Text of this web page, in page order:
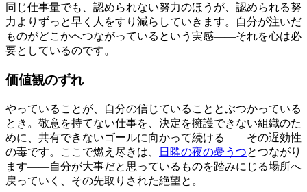
同じ仕事量でも、認められない努力のほうが、認められる努
力よりずっと早く人をすり減らしていきます。自分が注いだ
ものがどこかへつながっているという実感——それを心は必
要としているのです。
価値観のずれ
やっていることが、自分の信じていることとぶつかっている
とき。敬意を持てない仕事を、決定を擁護できない組織のた
めに、共有できないゴールに向かって続ける——その遅効性
の毒です。ここで燃え尽きは、
日曜の夜の憂うつとつながり
ます——自分が大事だと思っているものを踏みにじる場所へ
戻っていく、その先取りされた絶望と。